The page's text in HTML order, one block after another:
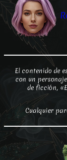
El contenido de
con un
de ficción,
Cualquier